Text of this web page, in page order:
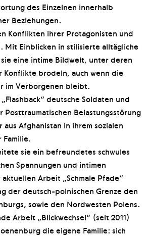
des Einzelnen innerhalb
Beziehungen.
Konflikten ihrer Protagonisten und
Mit Einblicken in stilisierte alltägliche
eine intime Bildwelt, unter deren
Konflikte brodeln, auch wenn die
im Verborgenen bleibt.
deutsche Soldaten und
Posttraumatischen Belastungsstörung
aus Afghanistan in ihrem sozialen
sie ein befreundetes schwules
Spannungen und intimen
Arbeit „Schmale Pfade“
der deutsch-polnischen Grenze den
sowie den Nordwesten Polens.
Arbeit „Blickwechsel“ (seit 2011)
die eigene Familie: sich